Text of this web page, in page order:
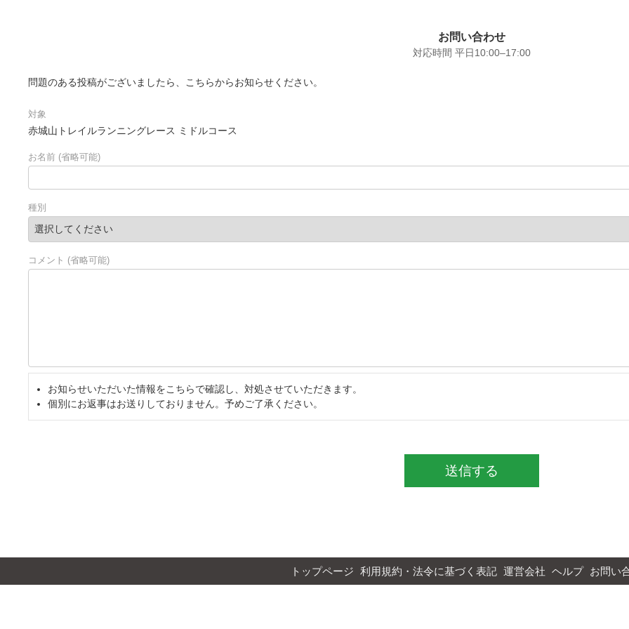
お問い合わせ
対応時間 平日10:00–17:00
問題のある投稿がございましたら、こちらからお知らせください。
対象
赤城山トレイルランニングレース ミドルコース
お名前 (省略可能)
種別
コメント (省略可能)
お知らせいただいた情報をこちらで確認し、対処させていただきます。
個別にお返事はお送りしておりません。予めご了承ください。
送信する
トップページ 利用規約・法令に基づく表記 運営会社 ヘルプ お問い